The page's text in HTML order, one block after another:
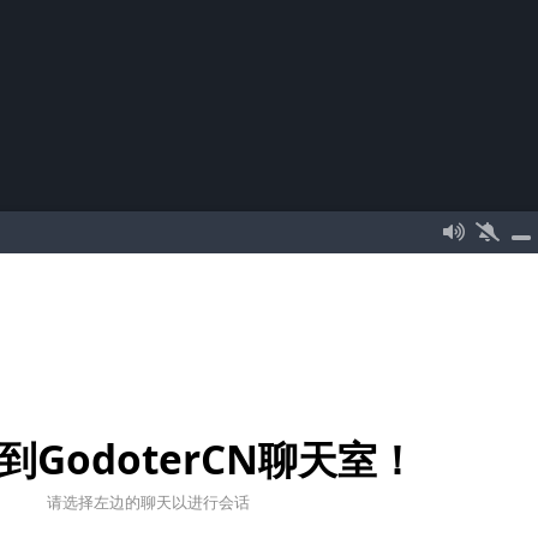
GodoterCN聊天室！
请选择左边的聊天以进行会话